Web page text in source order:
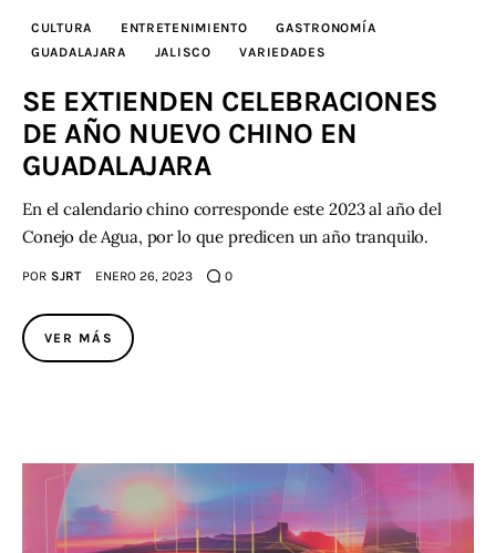
CULTURA ENTRETENIMIENTO
GASTRONOMÍA
GUADALAJARA
JALISCO VARIEDADES
SE EXTIENDEN CELEBRACIONES
DE AÑO NUEVO CHINO EN
GUADALAJARA
En el calendario chino corresponde este 2023 al año del
Conejo de Agua, por lo que predicen un año tranquilo.
POR SJRT ENERO 26, 2023 0
VER MÁS